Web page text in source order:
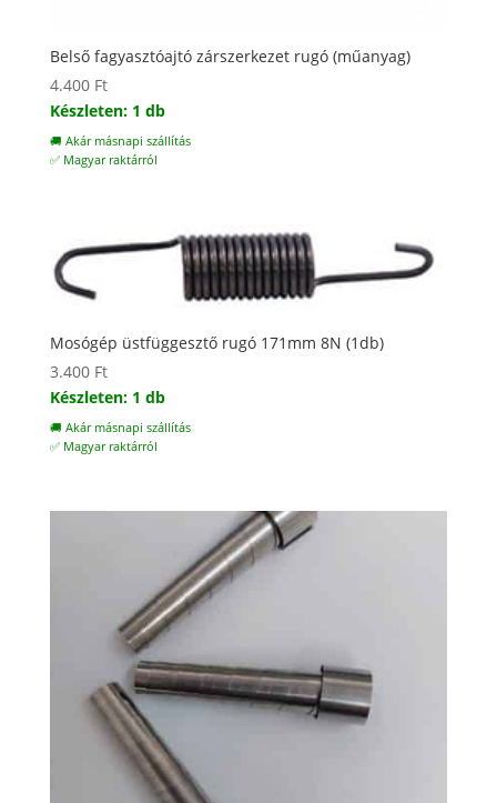
Belső fagyasztóajtó zárszerkezet rugó (műanyag)
4.400 Ft
Készleten: 1 db
🚚 Akár másnapi szállítás
✅ Magyar raktárról
Mosógép üstfüggesztő rugó 171mm 8N (1db)
3.400 Ft
Készleten: 1 db
🚚 Akár másnapi szállítás
✅ Magyar raktárról